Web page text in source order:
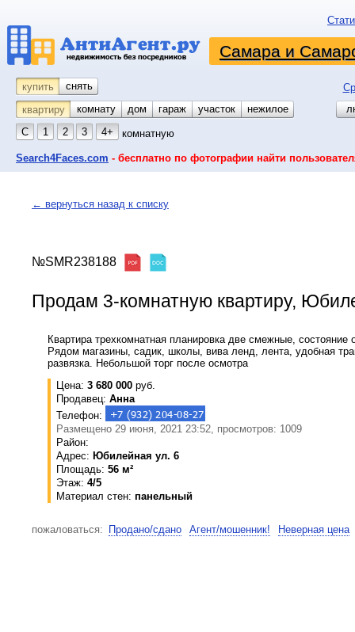
Самара и
купить снять
квартиру
комнату койко-место
дом гараж участок
нежилое
С
1 2 3 4+ комнатную
Search4Faces.com - бесплатно по фотографии найти
← вернуться назад к списку
№SMR238188
Продам 3-комнатную квартиру,
Квартира трехкомнатная планировка две смежные, состояние
Рядом магазины, садик, школы, вива ленд, лента, удобная
развязка. Небольшой торг после осмотра
Цена: 3 680 000 руб.
Продавец: Анна
Телефон:
Размещено 29 июня, 2021 23:52, просмотров: 1009
Район:
Адрес: Юбилейная ул. 6
Площадь: 56 м²
Этаж: 4/5
Материал стен: панельный
пожаловаться: Продано/сдано Агент/мошенник! Неверная цена